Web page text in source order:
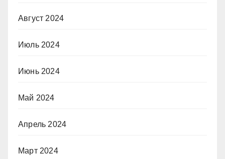
Август 2024
Июль 2024
Июнь 2024
Май 2024
Апрель 2024
Март 2024